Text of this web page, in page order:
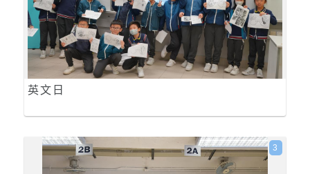
英文日
3